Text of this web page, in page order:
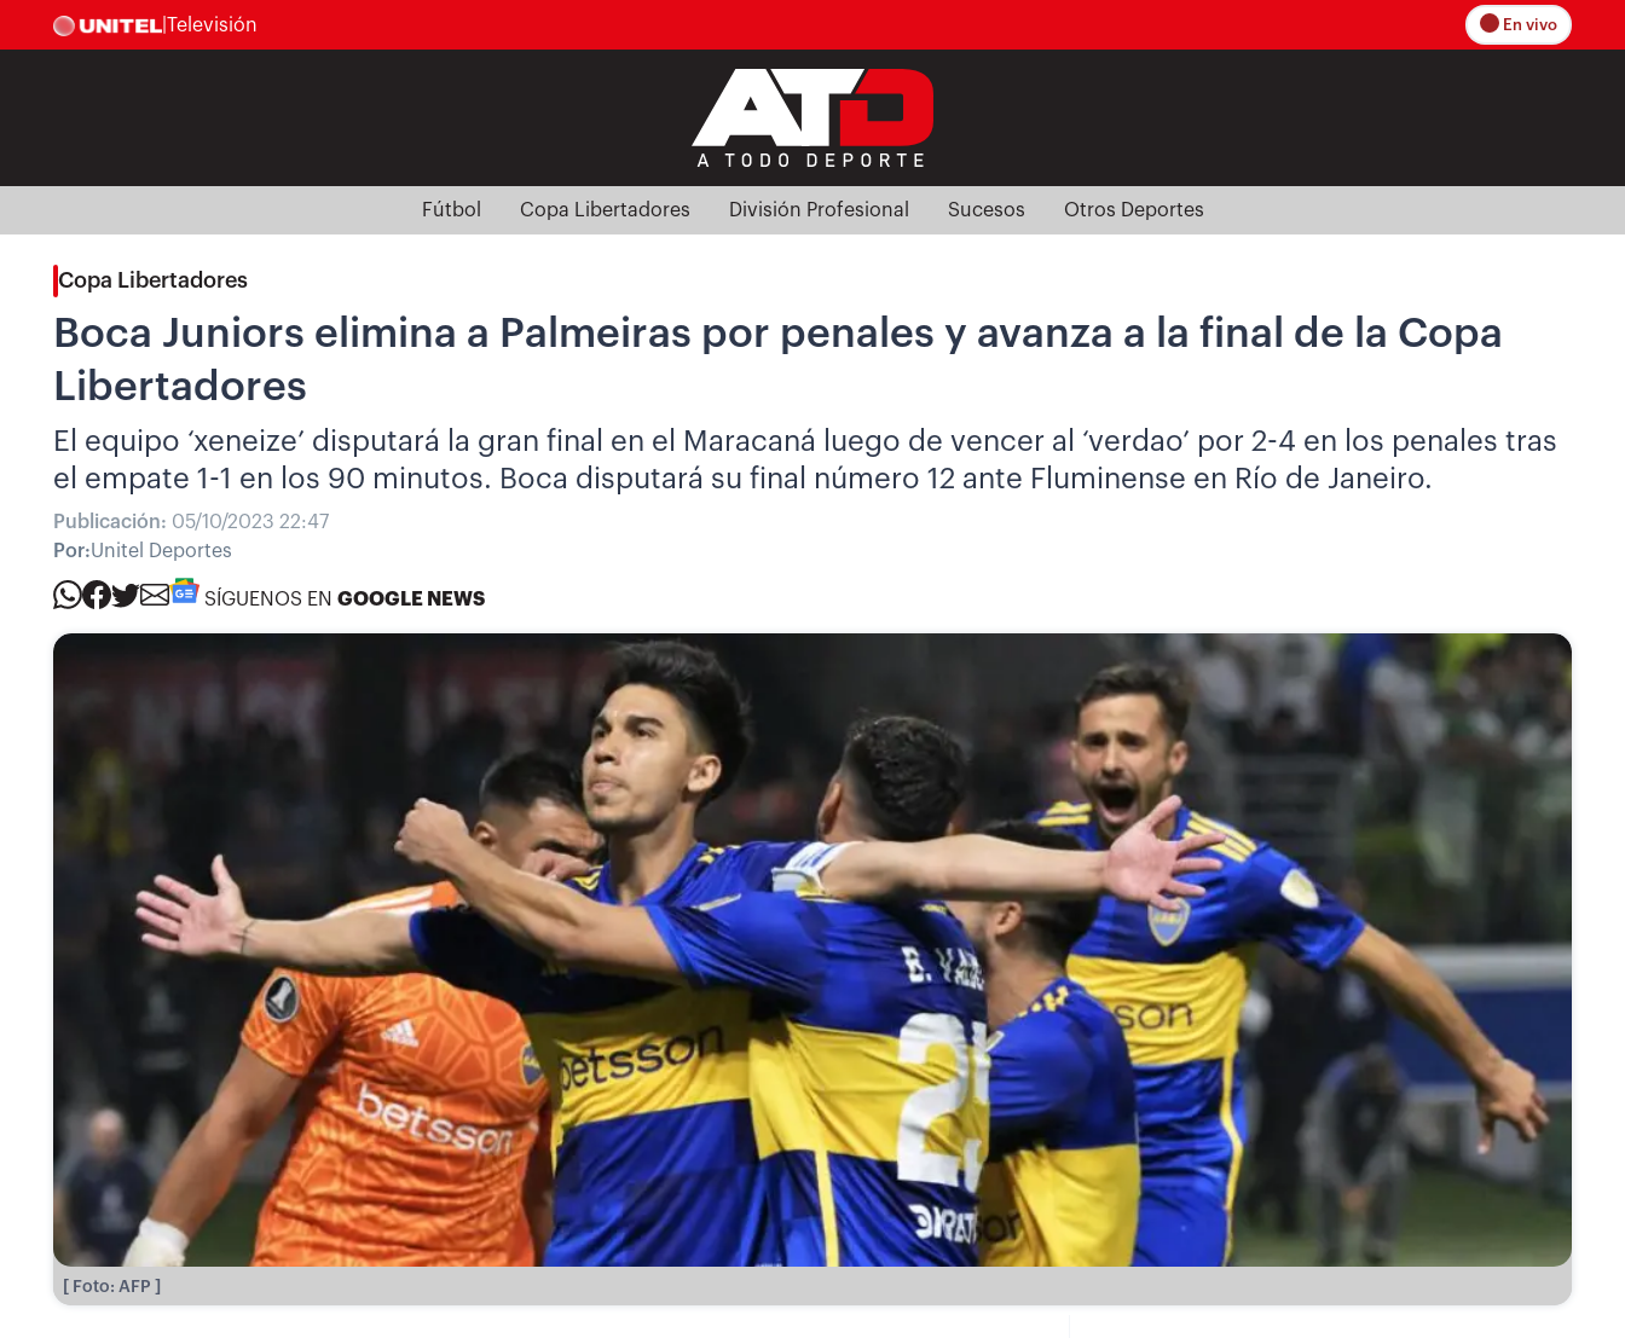
Televisión En vivo
Fútbol Copa Libertadores División Profesional Sucesos Otros Deportes
Copa Libertadores
Boca Juniors elimina a Palmeiras por penales y avanza a la final de la Copa
Libertadores
El equipo ‘xeneize’ disputará la gran final en el Maracaná luego de vencer al ‘verdao’ por 2-4 en los penales tras
el empate 1-1 en los 90 minutos. Boca disputará su final número 12 ante Fluminense en Río de Janeiro.
Publicación: 05/10/2023 22:47
Por:Unitel Deportes
SÍGUENOS EN GOOGLE NEWS
[ Foto: AFP ]